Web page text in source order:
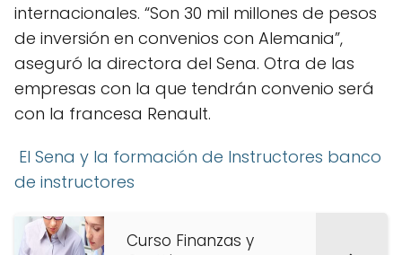
internacionales. “Son 30 mil millones de pesos
de inversión en convenios con Alemania”,
aseguró la directora del Sena. Otra de las
empresas con la que tendrán convenio será
con la francesa Renault.
El Sena y la formación de Instructores banco
de instructores
Curso Finanzas y